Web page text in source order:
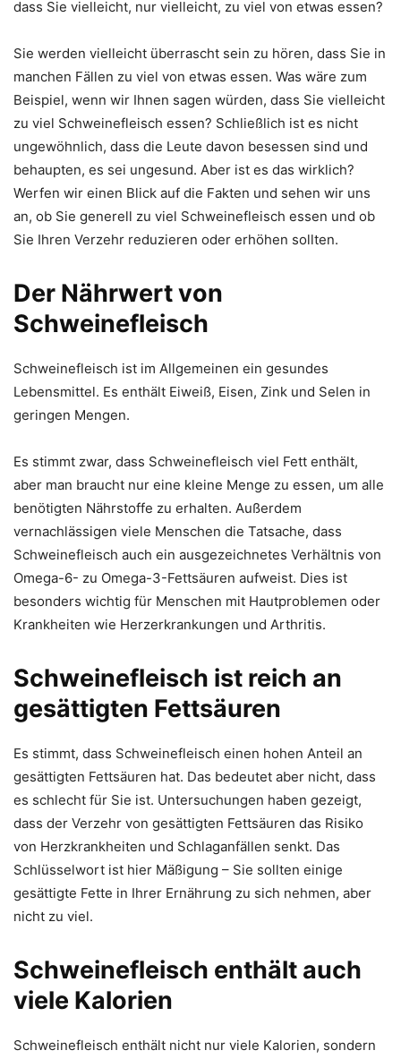
dass Sie vielleicht, nur vielleicht, zu viel von etwas essen?
Sie werden vielleicht überrascht sein zu hören, dass Sie in
manchen Fällen zu viel von etwas essen. Was wäre zum
Beispiel, wenn wir Ihnen sagen würden, dass Sie vielleicht
zu viel Schweinefleisch essen? Schließlich ist es nicht
ungewöhnlich, dass die Leute davon besessen sind und
behaupten, es sei ungesund. Aber ist es das wirklich?
Werfen wir einen Blick auf die Fakten und sehen wir uns
an, ob Sie generell zu viel Schweinefleisch essen und ob
Sie Ihren Verzehr reduzieren oder erhöhen sollten.
Der Nährwert von
Schweinefleisch
Schweinefleisch ist im Allgemeinen ein gesundes
Lebensmittel. Es enthält Eiweiß, Eisen, Zink und Selen in
geringen Mengen.
Es stimmt zwar, dass Schweinefleisch viel Fett enthält,
aber man braucht nur eine kleine Menge zu essen, um alle
benötigten Nährstoffe zu erhalten. Außerdem
vernachlässigen viele Menschen die Tatsache, dass
Schweinefleisch auch ein ausgezeichnetes Verhältnis von
Omega-6- zu Omega-3-Fettsäuren aufweist. Dies ist
besonders wichtig für Menschen mit Hautproblemen oder
Krankheiten wie Herzerkrankungen und Arthritis.
Schweinefleisch ist reich an
gesättigten Fettsäuren
Es stimmt, dass Schweinefleisch einen hohen Anteil an
gesättigten Fettsäuren hat. Das bedeutet aber nicht, dass
es schlecht für Sie ist. Untersuchungen haben gezeigt,
dass der Verzehr von gesättigten Fettsäuren das Risiko
von Herzkrankheiten und Schlaganfällen senkt. Das
Schlüsselwort ist hier Mäßigung – Sie sollten einige
gesättigte Fette in Ihrer Ernährung zu sich nehmen, aber
nicht zu viel.
Schweinefleisch enthält auch
viele Kalorien
Schweinefleisch enthält nicht nur viele Kalorien, sondern